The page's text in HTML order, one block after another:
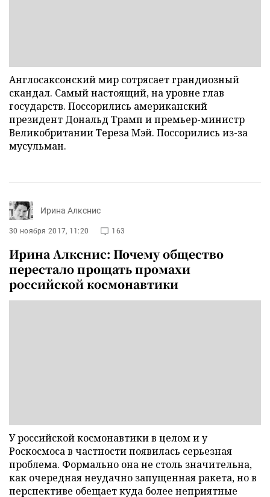
Англосаксонский мир сотрясает грандиозный
скандал. Самый настоящий, на уровне глав
государств. Поссорились американский
президент Дональд Трамп и премьер-министр
Великобритании Тереза Мэй. Поссорились из-за
мусульман.
Ирина Алкснис
30 ноября 2017, 11:20 163
Ирина Алкснис: Почему общество
перестало прощать промахи
российской космонавтики
У российской космонавтики в целом и у
Роскосмоса в частности появилась серьезная
проблема. Формально она не столь значительна,
как очередная неудачно запущенная ракета, но в
перспективе обещает куда более неприятные